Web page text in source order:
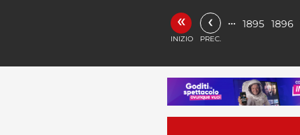
«
INIZIO
‹
PREC.
… 1895 1896